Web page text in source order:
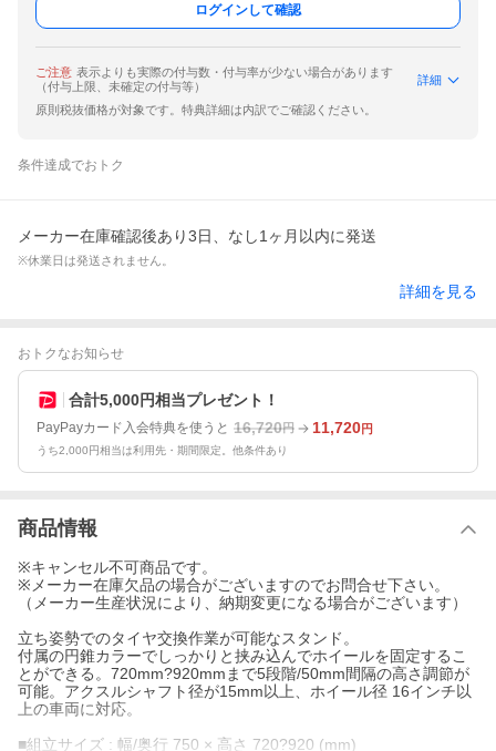
ログインして確認
ご注意 表示よりも実際の付与数・付与率が少ない場合があります
（付与上限、未確定の付与等）
詳細
原則税抜価格が対象です。特典詳細は内訳でご確認ください。
条件達成でおトク
メーカー在庫確認後あり3日、なし1ヶ月以内に発送
※休業日は発送されません。
詳細を見る
おトクなお知らせ
合計5,000円相当プレゼント！
PayPayカード入会特典を使うと 16,720円 11,720円
うち2,000円相当は利用先・期間限定。他条件あり
商品情報
※キャンセル不可商品です。
※メーカー在庫欠品の場合がございますのでお問合せ下さい。
（メーカー生産状況により、納期変更になる場合がございます）
立ち姿勢でのタイヤ交換作業が可能なスタンド。
付属の円錐カラーでしっかりと挟み込んでホイールを固定するこ
とができる。720mm?920mmまで5段階/50mm間隔の高さ調節が
可能。アクスルシャフト径が15mm以上、ホイール径 16インチ以
上の車両に対応。
■組立サイズ : 幅/奥行 750 × 高さ 720?920 (mm)